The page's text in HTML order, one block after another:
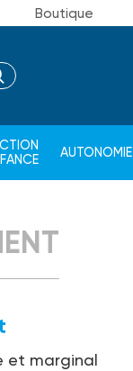
Boutique
AUTONOMIE
et marginal